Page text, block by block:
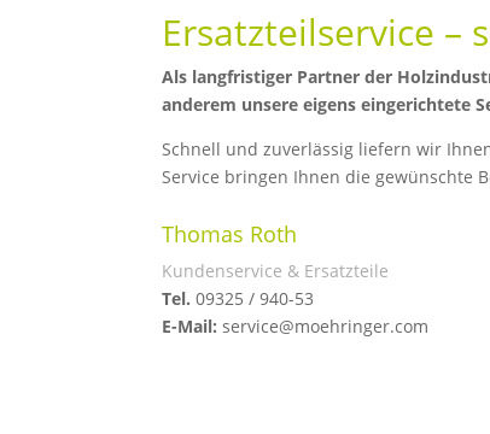
Ersatzteilservice –
Als langfristiger Partner der
anderem unsere eigens eingerichtete
Schnell und zuverlässig liefern wir
Service bringen Ihnen die gewünschte
Thomas Roth
Kundenservice & Ersatzteile
Tel. 09325 / 940-53
E-Mail: service@moehringer.com